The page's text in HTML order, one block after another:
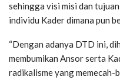
sehingga visi misi dan
individu Kader dimana pun
“Dengan adanya DTD ini,
membumikan Ansor serta
radikalisme yang memecah-